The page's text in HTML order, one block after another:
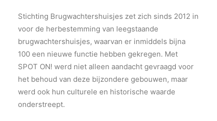
Stichting Brugwachtershuisjes zet zich sinds 2012 in
voor de herbestemming van leegstaande
brugwachtershuisjes, waarvan er inmiddels bijna
100 een nieuwe functie hebben gekregen. Met
SPOT ON! werd niet alleen aandacht gevraagd voor
het behoud van deze bijzondere gebouwen, maar
werd ook hun culturele en historische waarde
onderstreept.